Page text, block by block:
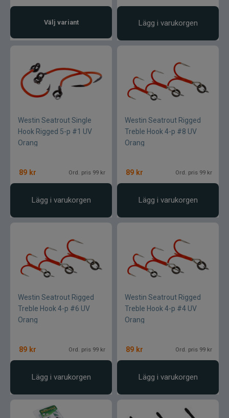
Välj variant Lägg i varukorgen
Westin Seatrout Single
Hook Rigged 5-p #1 UV
Orang
89 kr Ord. pris 99 kr
Lägg i varukorgen
Westin Seatrout Rigged
Treble Hook 4-p #8 UV
Orang
89 kr Ord. pris 99 kr
Lägg i varukorgen
Westin Seatrout Rigged
Treble Hook 4-p #6 UV
Orang
89 kr Ord. pris 99 kr
Lägg i varukorgen
Westin Seatrout Rigged
Treble Hook 4-p #4 UV
Orang
89 kr Ord. pris 99 kr
Lägg i varukorgen